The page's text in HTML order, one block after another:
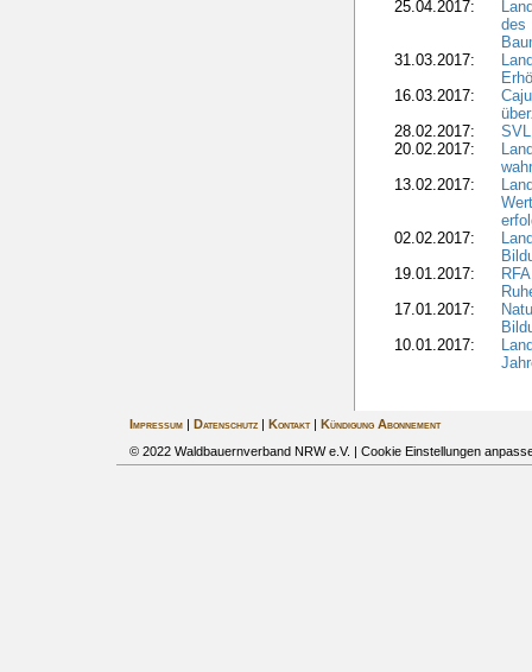
25.04.2017:
des
31.03.2017:
16.03.2017:
28.02.2017:
20.02.2017:
13.02.2017:
02.02.2017:
19.01.2017:
17.01.2017:
10.01.2017:
Impressum| Datenschutz| Kontakt|
Kündigung Abonnement
© 2022 Waldbauernverband NRW e.V. | Cookie Einstellungen